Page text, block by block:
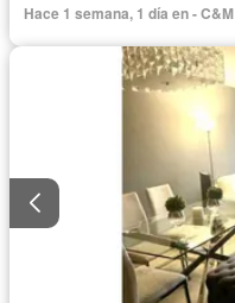
Hace 1 semana, 1 día en -